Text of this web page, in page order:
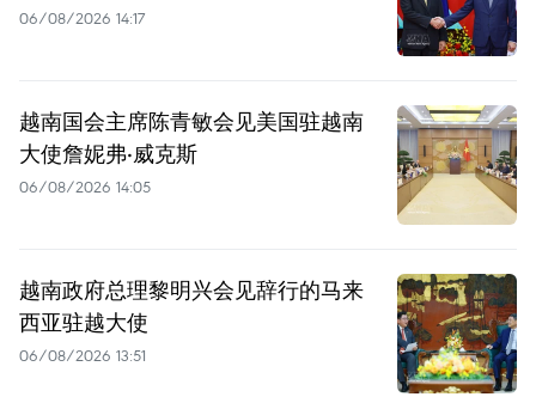
06/08/2026 14:17
越南国会主席陈青敏会见美国驻越南
大使詹妮弗·威克斯
06/08/2026 14:05
越南政府总理黎明兴会见辞行的马来
西亚驻越大使
06/08/2026 13:51